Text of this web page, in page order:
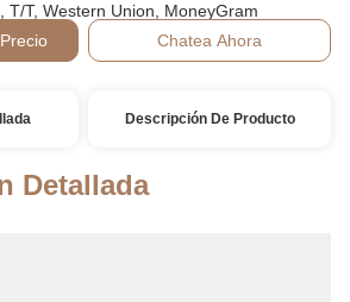
T/T, Western Union, MoneyGram
Chatea Ahora
Descripción De Producto
Detallada